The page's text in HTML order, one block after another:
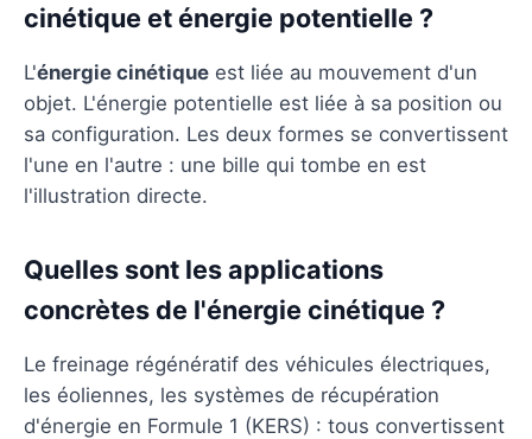
cinétique et énergie potentielle ?
L'énergie cinétique est liée au mouvement d'un
objet. L'énergie potentielle est liée à sa position ou
sa configuration. Les deux formes se convertissent
l'une en l'autre : une bille qui tombe en est
l'illustration directe.
Quelles sont les applications
concrètes de l'énergie cinétique ?
Le freinage régénératif des véhicules électriques,
les éoliennes, les systèmes de récupération
d'énergie en Formule 1 (KERS) : tous convertissent